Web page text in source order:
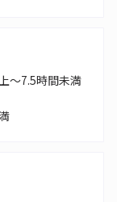
～7.5時間未満